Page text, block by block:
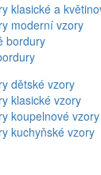
klasické a
moderní vzory
bordury
dětské vzory
klasické vzory
koupelnové vzory
kuchyňské vzory